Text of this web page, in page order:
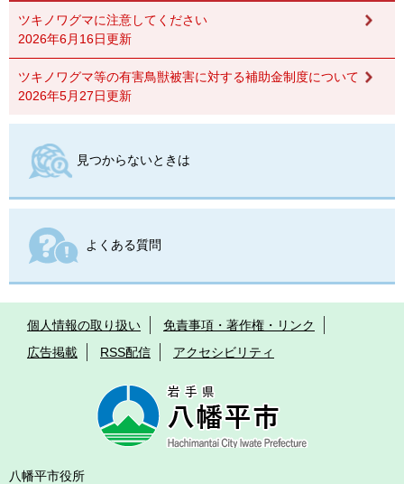
ツキノワグマに注意してください
2026年6月16日更新
ツキノワグマ等の有害鳥獣被害に対する補助金制度について
2026年5月27日更新
見つからないときは
よくある質問
個人情報の取り扱い
免責事項・著作権・リンク
広告掲載
RSS配信 アクセシビリティ
八幡平市役所